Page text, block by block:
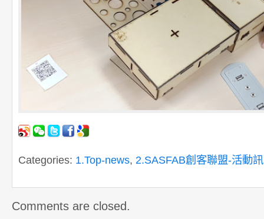
Categories: 1.Top-news, 2.SASFAB創客聯盟-活動
Comments are closed.